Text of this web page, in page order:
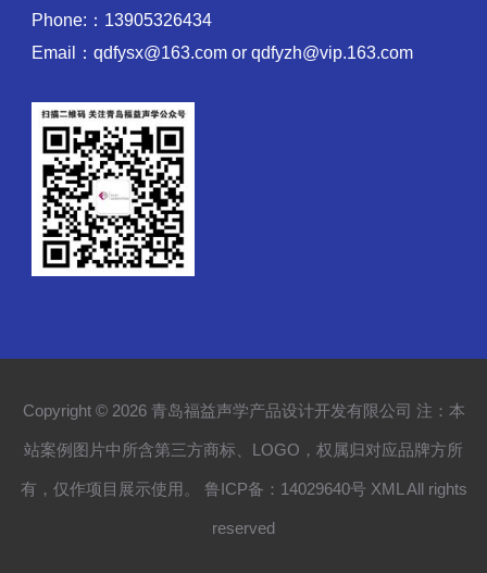
Phone:：13905326434
Email：qdfysx@163.com or qdfyzh@vip.163.com
Copyright © 2026 青岛福益声学产品设计开发有限公司 注：本
站案例图片中所含第三方商标、LOGO，权属归对应品牌方所
有，仅作项目展示使用。 鲁ICP备：14029640号 XML All rights
reserved